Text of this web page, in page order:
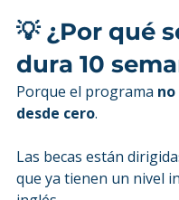
💡 ¿Por qué
dura 10
Porque el programa
desde cero.
Las becas están
que ya tienen un nivel